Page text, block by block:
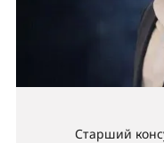
Старший